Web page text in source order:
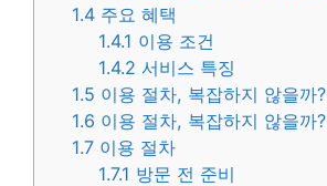
1.4 주요 혜택
1.4.1 이용 조건
1.4.2 서비스 특징
1.5 이용 절차, 복잡하지 않을까?
1.6 이용 절차, 복잡하지 않을까?
1.7 이용 절차
1.7.1 방문 전 준비